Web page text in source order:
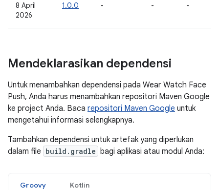
8 April
2026
1.0.0 - - -
Mendeklarasikan dependensi
Untuk menambahkan dependensi pada Wear Watch Face
Push, Anda harus menambahkan repositori Maven Google
ke project Anda. Baca repositori Maven Google untuk
mengetahui informasi selengkapnya.
Tambahkan dependensi untuk artefak yang diperlukan
dalam file build.gradle bagi aplikasi atau modul Anda:
Groovy Kotlin